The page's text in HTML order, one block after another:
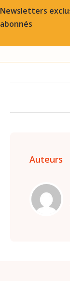
Newsletters
abonnés
Auteurs